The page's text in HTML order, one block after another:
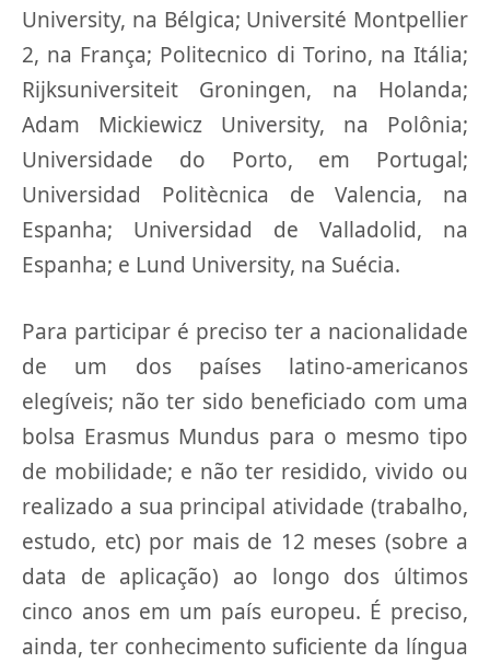
University, na Bélgica; Université Montpellier
2, na França; Politecnico di Torino, na Itália;
Rijksuniversiteit Groningen, na Holanda;
Adam Mickiewicz University, na Polônia;
Universidade do Porto, em Portugal;
Universidad Politècnica de Valencia, na
Espanha; Universidad de Valladolid, na
Espanha; e Lund University, na Suécia.
Para participar é preciso ter a nacionalidade
de um dos países latino-americanos
elegíveis; não ter sido beneficiado com uma
bolsa Erasmus Mundus para o mesmo tipo
de mobilidade; e não ter residido, vivido ou
realizado a sua principal atividade (trabalho,
estudo, etc) por mais de 12 meses (sobre a
data de aplicação) ao longo dos últimos
cinco anos em um país europeu. É preciso,
ainda, ter conhecimento suficiente da língua